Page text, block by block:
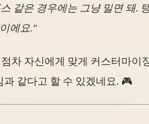
같은 경우에는 그냥 밀면 돼.
에요."
차 자신에게 맞게 커스터마이
같다고 할 수 있겠네요. 🎮